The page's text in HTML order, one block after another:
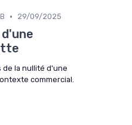
• 29/09/2025
de la nullité d'une
commercial.